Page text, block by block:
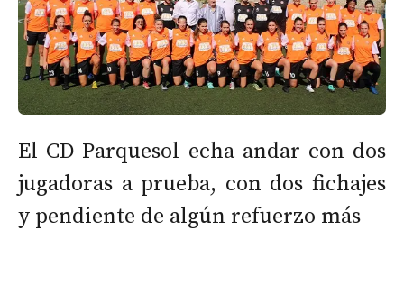
El CD Parquesol echa andar con dos
jugadoras a prueba, con dos fichajes
y pendiente de algún refuerzo más